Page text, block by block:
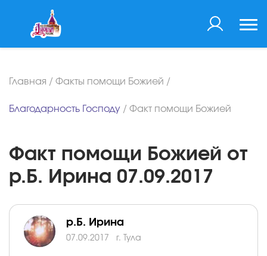
Главная / Факты помощи Божией /
Благодарность Господу / Факт помощи Божией
Факт помощи Божией от
р.Б. Ирина 07.09.2017
р.Б. Ирина
07.09.2017 г. Тула